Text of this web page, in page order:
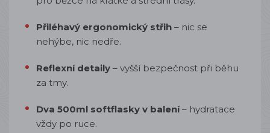
Přiléhavý ergonomický střih – nic se
nehýbe, nic nedře.
Reflexní detaily – vyšší bezpečnost při běhu
za tmy.
Dva 500ml softflasky v balení– hydratace
vždy po ruce.